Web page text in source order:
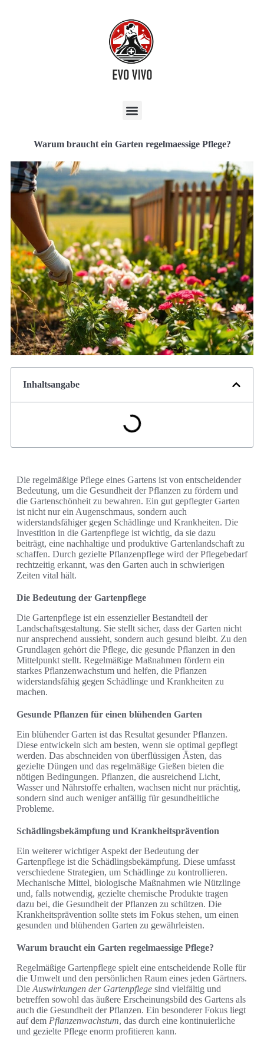
Warum braucht ein Garten regelmaessige Pflege?
Inhaltsangabe
Die regelmäßige Pflege eines Gartens ist von entscheidender
Bedeutung, um die Gesundheit der Pflanzen zu fördern und
die Gartenschönheit zu bewahren. Ein gut gepflegter Garten
ist nicht nur ein Augenschmaus, sondern auch
widerstandsfähiger gegen Schädlinge und Krankheiten. Die
Investition in die Gartenpflege ist wichtig, da sie dazu
beiträgt, eine nachhaltige und produktive Gartenlandschaft zu
schaffen. Durch gezielte Pflanzenpflege wird der Pflegebedarf
rechtzeitig erkannt, was den Garten auch in schwierigen
Zeiten vital hält.
Die Bedeutung der Gartenpflege
Die Gartenpflege ist ein essenzieller Bestandteil der
Landschaftsgestaltung. Sie stellt sicher, dass der Garten nicht
nur ansprechend aussieht, sondern auch gesund bleibt. Zu den
Grundlagen gehört die Pflege, die gesunde Pflanzen in den
Mittelpunkt stellt. Regelmäßige Maßnahmen fördern ein
starkes Pflanzenwachstum und helfen, die Pflanzen
widerstandsfähig gegen Schädlinge und Krankheiten zu
machen.
Gesunde Pflanzen für einen blühenden Garten
Ein blühender Garten ist das Resultat gesunder Pflanzen.
Diese entwickeln sich am besten, wenn sie optimal gepflegt
werden. Das abschneiden von überflüssigen Ästen, das
gezielte Düngen und das regelmäßige Gießen bieten die
nötigen Bedingungen. Pflanzen, die ausreichend Licht,
Wasser und Nährstoffe erhalten, wachsen nicht nur prächtig,
sondern sind auch weniger anfällig für gesundheitliche
Probleme.
Schädlingsbekämpfung und Krankheitsprävention
Ein weiterer wichtiger Aspekt der Bedeutung der
Gartenpflege ist die Schädlingsbekämpfung. Diese umfasst
verschiedene Strategien, um Schädlinge zu kontrollieren.
Mechanische Mittel, biologische Maßnahmen wie Nützlinge
und, falls notwendig, gezielte chemische Produkte tragen
dazu bei, die Gesundheit der Pflanzen zu schützen. Die
Krankheitsprävention sollte stets im Fokus stehen, um einen
gesunden und blühenden Garten zu gewährleisten.
Warum braucht ein Garten regelmaessige Pflege?
Regelmäßige Gartenpflege spielt eine entscheidende Rolle für
die Umwelt und den persönlichen Raum eines jeden Gärtners.
Die Auswirkungen der Gartenpflege sind vielfältig und
betreffen sowohl das äußere Erscheinungsbild des Gartens als
auch die Gesundheit der Pflanzen. Ein besonderer Fokus liegt
auf dem Pflanzenwachstum, das durch eine kontinuierliche
und gezielte Pflege enorm profitieren kann.